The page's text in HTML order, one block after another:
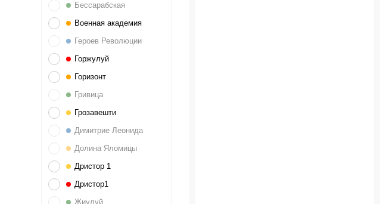
Бессарабская
Военная академия
Героев Революции
Горжулуй
Горизонт
Гривица
Грозавешти
Димитрие Леонида
Долина Яломицы
Дристор 1
Дристор1
Жиулуй